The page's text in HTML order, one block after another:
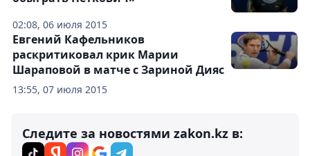
02:08, 06 июля 2015
13:55, 07 июля 2015
Евгений Кафельников
раскритиковал крик Марии
Шараповой в матче с Зариной Дияс
Следите за новостями zakon.kz в: